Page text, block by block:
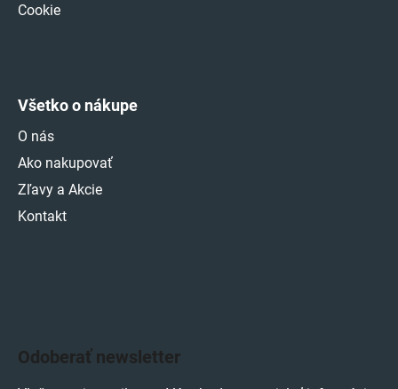
Cookie
Všetko o nákupe
O nás
Ako nakupovať
Zľavy a Akcie
Kontakt
Odoberať newsletter